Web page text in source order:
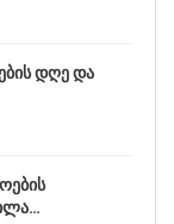
დღე და